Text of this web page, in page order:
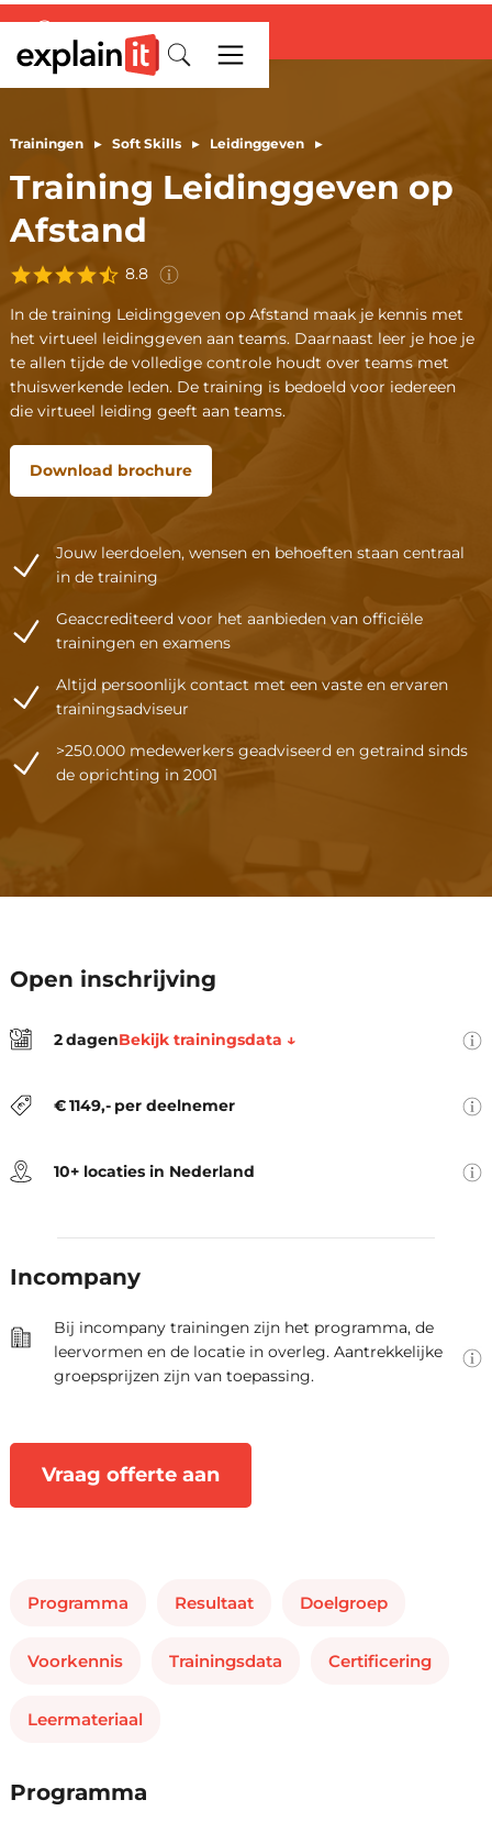
Trainingen ▸ Soft Skills ▸ Leidinggeven ▸
Training Leidinggeven op
Afstand
8.8
ervaringen van332deelnemers
aan de
Leidinggeven op
In de training Leidinggeven op Afstand maak je kennis met
het virtueel leidinggeven aan teams. Daarnaast leer je hoe je
te allen tijde de volledige controle houdt over teams met
thuiswerkende leden. De training is bedoeld voor iedereen
die virtueel leiding geeft aan teams.
Download brochure
Jouw leerdoelen, wensen en behoeften staan centraal
in de training
Geaccrediteerd voor het aanbieden van officiële
trainingen en examens
Altijd persoonlijk contact met een vaste en ervaren
trainingsadviseur
>250.000 medewerkers geadviseerd en getraind sinds
de oprichting in 2001
Open inschrijving
2dagenBekijk trainingsdata ↓
€1149,- per deelnemer
locatie, trainingsmateriaal, lunch,
10+ locaties in Nederland
Groningen, Hengelo, Rotterdam,
Incompany
Bij incompany trainingen zijn het programma, de
leervormen en de locatie in overleg. Aantrekkelijke
groepsprijzen zijn van toepassing.
Vraag offerte aan
Programma Resultaat Doelgroep
Voorkennis Trainingsdata Certificering
Leermateriaal
Programma